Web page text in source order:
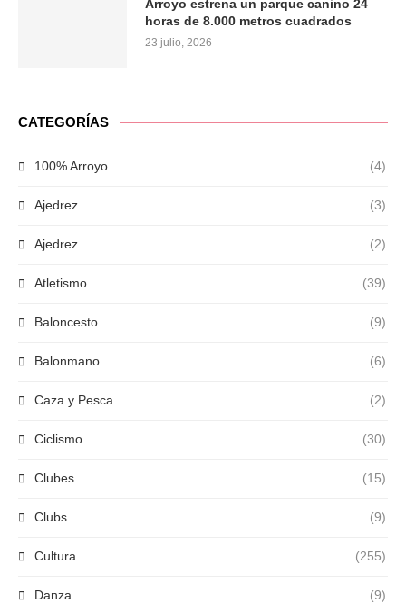
Arroyo estrena un parque canino 24
horas de 8.000 metros cuadrados
23 julio, 2026
CATEGORÍAS
100% Arroyo (4)
Ajedrez (3)
Ajedrez (2)
Atletismo (39)
Baloncesto (9)
Balonmano (6)
Caza y Pesca (2)
Ciclismo (30)
Clubes (15)
Clubs (9)
Cultura (255)
Danza (9)